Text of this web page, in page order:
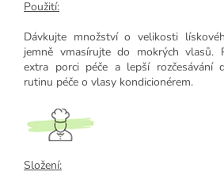
Použití:
Dávkujte množství o velikosti
jemně vmasírujte do mokrých vlasů.
extra porci péče a lepší rozčesávání
rutinu péče o vlasy kondicionérem.
Složení: